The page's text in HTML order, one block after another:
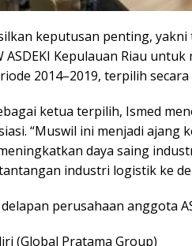
keputusan penting,
ASDEKI Kepulauan Riau untuk
2014–2019, terpilih
ketua terpilih, Ismed
“Muswil ini menjadi ajang
daya saing
industri logistik ke
perusahaan anggota
(Global Pratama Group)